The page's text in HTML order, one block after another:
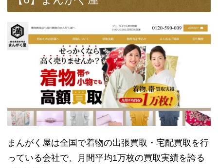
まんがく屋は全国で着物の出張買取・宅配買取を行
っている会社で、月間平均1万枚の買取実績を誇る